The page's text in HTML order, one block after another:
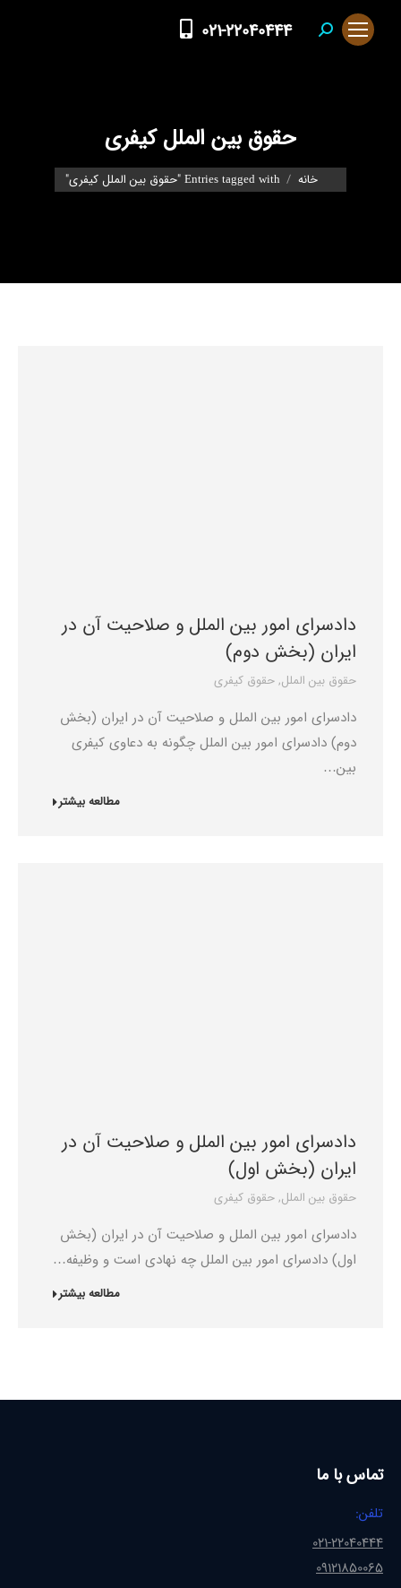
Search:
021-22040444
حقوق بین ‌الملل کیفری
You are here:
خانه Entries tagged with "حقوق بین ‌الملل کیفری"
دادسرای امور بین الملل و صلاحیت آن در
ایران (بخش دوم)
حقوق بین الملل,حقوق کیفری
دادسرای امور بین الملل و صلاحیت آن در ایران (بخش
دوم) دادسرای امور بین الملل چگونه به دعاوی کیفری
بین…
مطالعه بیشتر
دادسرای امور بین الملل و صلاحیت آن در
ایران (بخش اول)
حقوق بین الملل,حقوق کیفری
دادسرای امور بین الملل و صلاحیت آن در ایران (بخش
اول) دادسرای امور بین الملل چه نهادی است و وظیفه…
مطالعه بیشتر
تماس با ما
تلفن:
021-22040444
09121850065